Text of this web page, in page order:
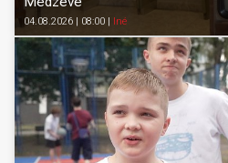
04.08.2026 | 08:00 Iné